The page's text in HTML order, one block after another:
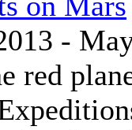
-
red